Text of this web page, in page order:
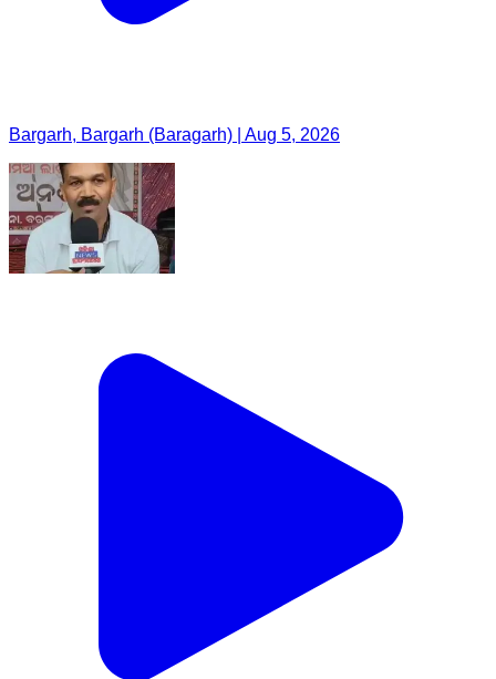
Bargarh, Bargarh (Baragarh) | Aug 5, 2026